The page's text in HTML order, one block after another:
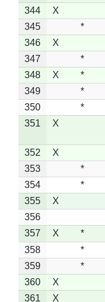
344
X
345
*
346
X
347
*
348
X *
349
*
350
*
351
X
352 X
353
*
354
*
355
X
356
357
X *
358
*
359
*
360
X
361
X